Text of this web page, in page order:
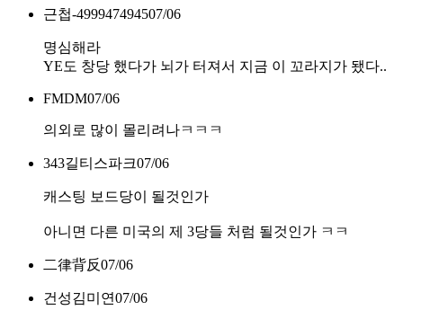
근첩-499947494507/06
명심해라
YE도 창당 했다가 뇌가 터져서 지금 이 꼬라지가 됐다..
FMDM07/06
의외로 많이 몰리려나ㅋㅋㅋ
343길티스파크07/06
캐스팅 보드당이 될것인가
아니면 다른 미국의 제 3당들 처럼 될것인가 ㅋㅋ
二律背反07/06
건성김미연07/06